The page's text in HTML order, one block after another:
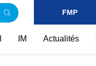
FMP
IM Actualités